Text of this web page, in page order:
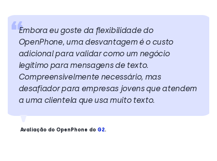
Embora eu goste da flexibilidade do
OpenPhone, uma desvantagem é o custo
adicional para validar como um negócio
legítimo para mensagens de texto.
Compreensivelmente necessário, mas
desafiador para empresas jovens que atendem
a uma clientela que usa muito texto.
Avaliação do OpenPhone do G2.